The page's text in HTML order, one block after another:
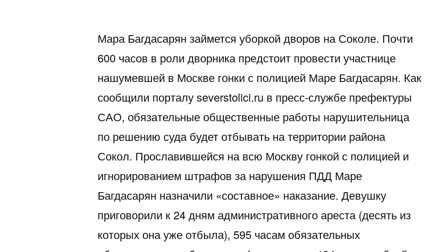
Мара Багдасарян займется уборкой дворов на Соколе. Почти
600 часов в роли дворника предстоит провести участнице
нашумевшей в Москве гонки с полицией Маре Багдасарян. Как
сообщили порталу severstolici.ru в пресс-службе префектуры
САО, обязательные общественные работы нарушительница
по решению суда будет отбывать на территории района
Сокол. Прославившейся на всю Москву гонкой с полицией и
игнорированием штрафов за нарушения ПДД Маре
Багдасарян назначили «составное» наказание. Девушку
приговорили к 24 дням административного ареста (десять из
которых она уже отбыла), 595 часам обязательных